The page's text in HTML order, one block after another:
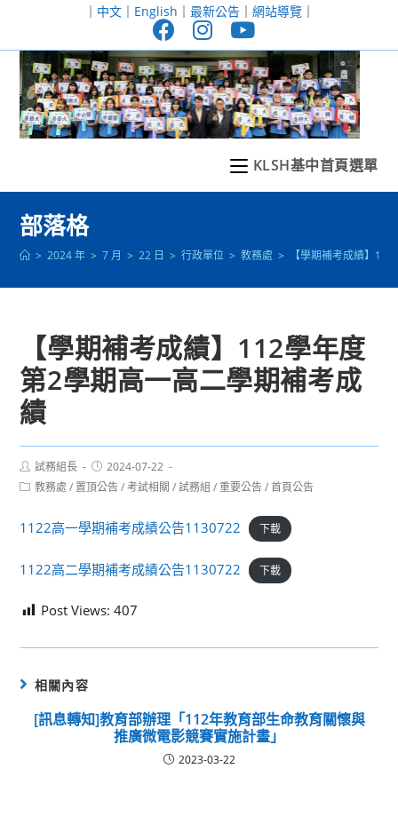
至
｜ 中文｜ English ｜ 最新公告｜ 網站導覽｜
KLSH基中首頁選單
部落格
> 2024 年 > 7 月 > 22 日 > 行政單位 > 教務處 > 【學期補考成績】
【學期補考成績】112學年度
第2學期高一高二學期補考成
績
Post
author:
試務組長
Post
published:
2024-07-22
Post教務處 / 置頂公告 / 考試相關 / 試務組 / 重要公告 / 首頁公告
1122高一學期補考成績公告1130722 下載
1122高二學期補考成績公告1130722 下載
Post Views: 407
相關內容
[訊息轉知]教育部辦理「112年教育部生命教育關懷與
推廣微電影競賽實施計畫」
2023-03-22